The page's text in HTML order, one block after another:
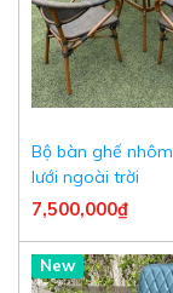
Bộ bàn ghế
lưới ngoài trời
7,500,000₫
New